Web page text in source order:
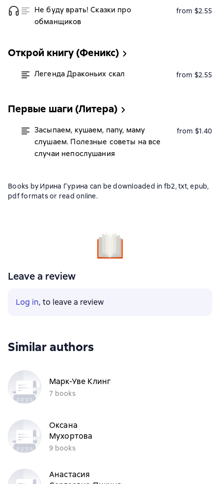
Не буду врать! Сказки про
обманщиков
from $2.55
Открой книгу (Феникс)
Легенда Драконьих скал from $2.55
Первые шаги (Литера)
Засыпаем, кушаем, папу, маму
слушаем. Полезные советы на все
случаи непослушания
from $1.40
Books by Ирина Гурина can be downloaded in fb2, txt, epub,
pdf formats or read online.
Leave a review
Log in, to leave a review
Similar authors
Марк-Уве Клинг
7 books
Оксана
Мухортова
9 books
Анастасия